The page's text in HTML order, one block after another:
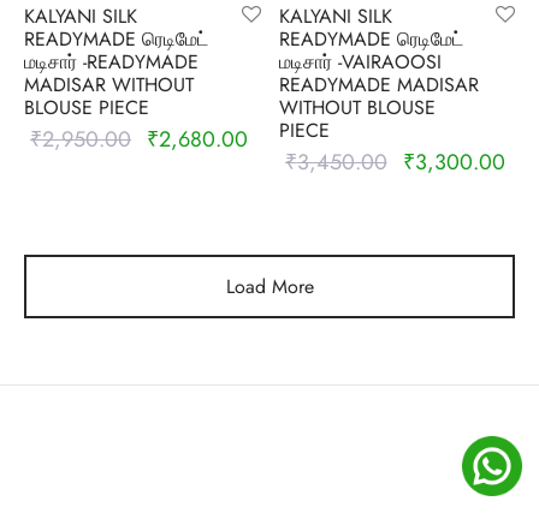
KALYANI SILK
READYMADE ரெடிமேட்
மடிசார் -READYMADE
MADISAR WITHOUT
BLOUSE PIECE
₹2,950.00
Original
₹2,680.00
Current
price is:
KALYANI SILK
READYMADE ரெடிமேட்
மடிசார் -VAIRAOOSI
READYMADE MADISAR
WITHOUT BLOUSE
PIECE
₹3,450.00
Original
₹3,300.00
Load More